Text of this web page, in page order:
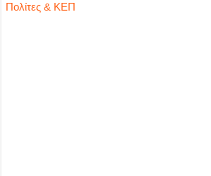
Πολίτες & ΚΕΠ